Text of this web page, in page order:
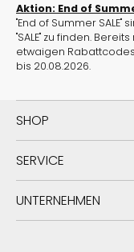
Aktion: End of
"End of Summer
"SALE" zu finden.
etwaigen
bis 20.08.2026.
SHOP
SERVICE
UNTERNEHMEN